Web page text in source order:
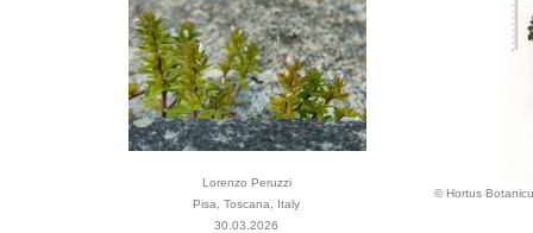
Lorenzo Peruzzi
Pisa, Toscana, Italy
30.03.2026
© Hortus